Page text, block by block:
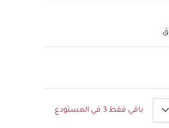
باقي فقط 3 في المستودع